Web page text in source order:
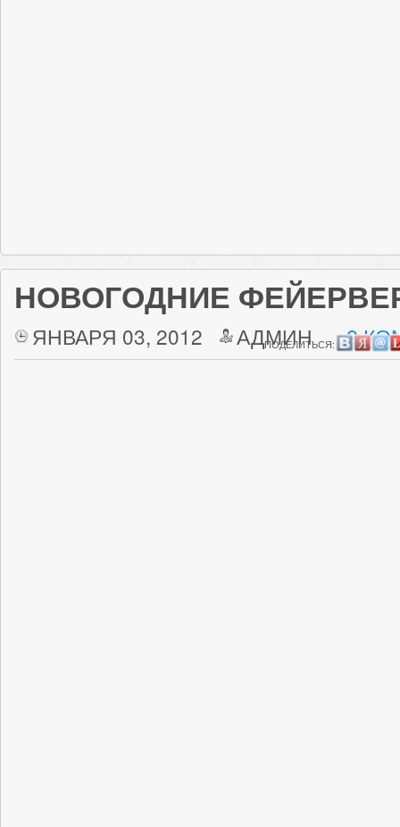
НОВОГОДНИЕ
ЯНВАРЯ 03, 2012 АДМИН 2
ПОДЕЛИТЬСЯ: